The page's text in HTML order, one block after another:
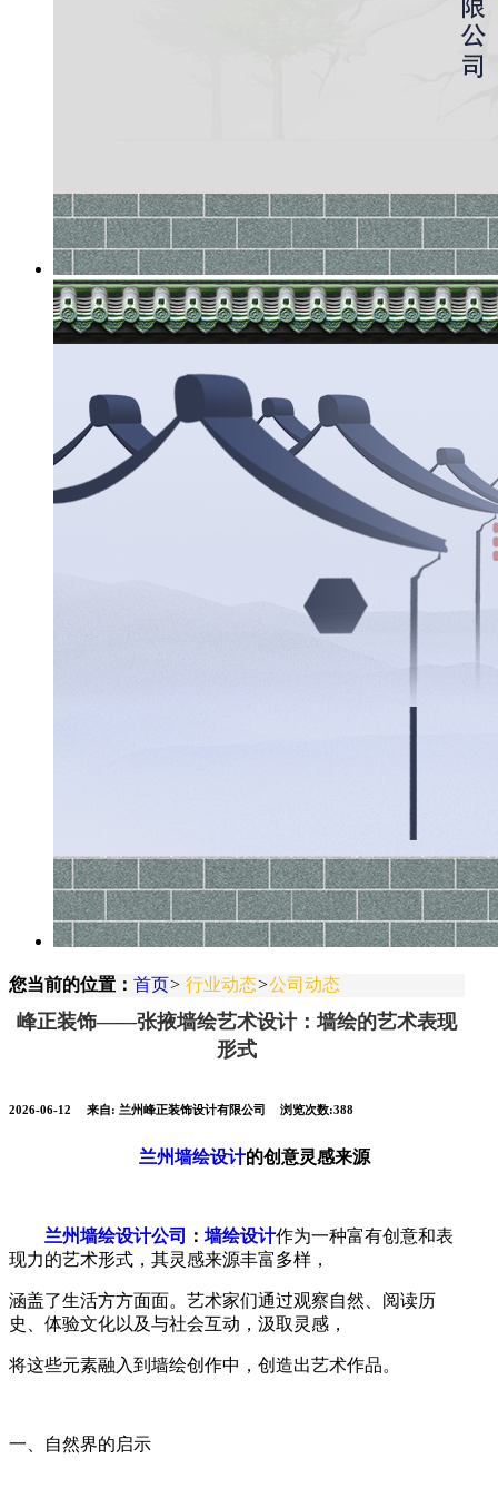
您当前的位置： 首页> 行业动态>公司动态
峰正装饰——张掖墙绘艺术设计：墙绘的艺术表现
形式
2026-06-12 来自: 兰州峰正装饰设计有限公司 浏览次数:388
兰州墙绘设计的创意灵感来源
兰州墙绘设计公司 ： 墙绘设计作为一种富有创意和表
现力的艺术形式，其灵感来源丰富多样，
涵盖了生活方方面面。艺术家们通过观察自然、阅读历
史、体验文化以及与社会互动，汲取灵感，
将这些元素融 入到墙绘创作中，创造出艺术作品。
一、自然界的启示